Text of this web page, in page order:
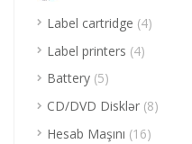
Label cartridge (4)
Label printers (4)
Battery (5)
CD/DVD Disklər (8)
Hesab Maşını (16)